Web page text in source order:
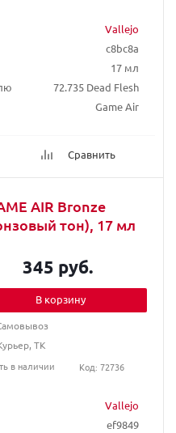
Vallejo
c8bc8a
17 мл
72.735 Dead Flesh
Game Air
Сравнить
AIR Bronze
тон), 17 мл
Vallejo
ef9849
345 руб.
В корзину
ТК
в наличии
Код: 72736